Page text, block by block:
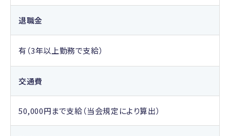
退職金
有（3年以上勤務で支給）
交通費
50,000円まで支給（当会規定により算出）